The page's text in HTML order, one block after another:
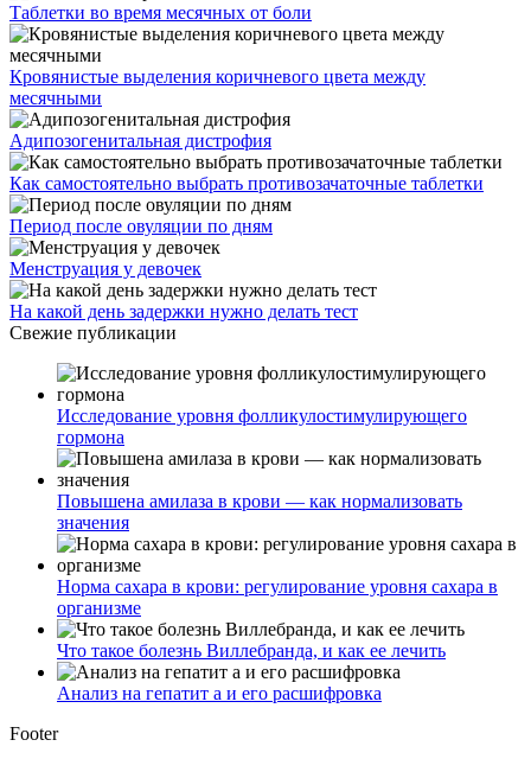
Таблетки во время месячных от боли
Кровянистые выделения коричневого цвета между
месячными
Адипозогенитальная дистрофия
Как самостоятельно выбрать противозачаточные таблетки
Период после овуляции по дням
Менструация у девочек
На какой день задержки нужно делать тест
Свежие публикации
Исследование уровня фолликулостимулирующего
гормона
Повышена амилаза в крови — как нормализовать
значения
Норма сахара в крови: регулирование уровня сахара в
организме
Что такое болезнь Виллебранда, и как ее лечить
Анализ на гепатит а и его расшифровка
Footer